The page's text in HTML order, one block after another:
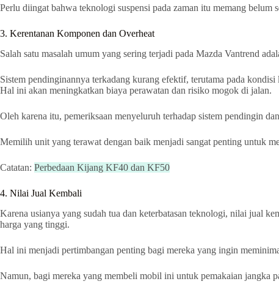
Perlu diingat bahwa teknologi suspensi pada zaman itu memang belum
3. Kerentanan Komponen dan Overheat
Salah satu masalah umum yang sering terjadi pada Mazda Vantrend
Sistem pendinginannya terkadang kurang efektif, terutama pada
Hal ini akan meningkatkan biaya perawatan dan risiko mogok di jalan.
Oleh karena itu, pemeriksaan menyeluruh terhadap sistem pendingin
Memilih unit yang terawat dengan baik menjadi sangat penting untuk
Catatan: Perbedaan Kijang KF40 dan KF50
4. Nilai Jual Kembali
Karena usianya yang sudah tua dan keterbatasan teknologi, nilai jual
harga yang tinggi.
Hal ini menjadi pertimbangan penting bagi mereka yang ingin
Namun, bagi mereka yang membeli mobil ini untuk pemakaian jangka